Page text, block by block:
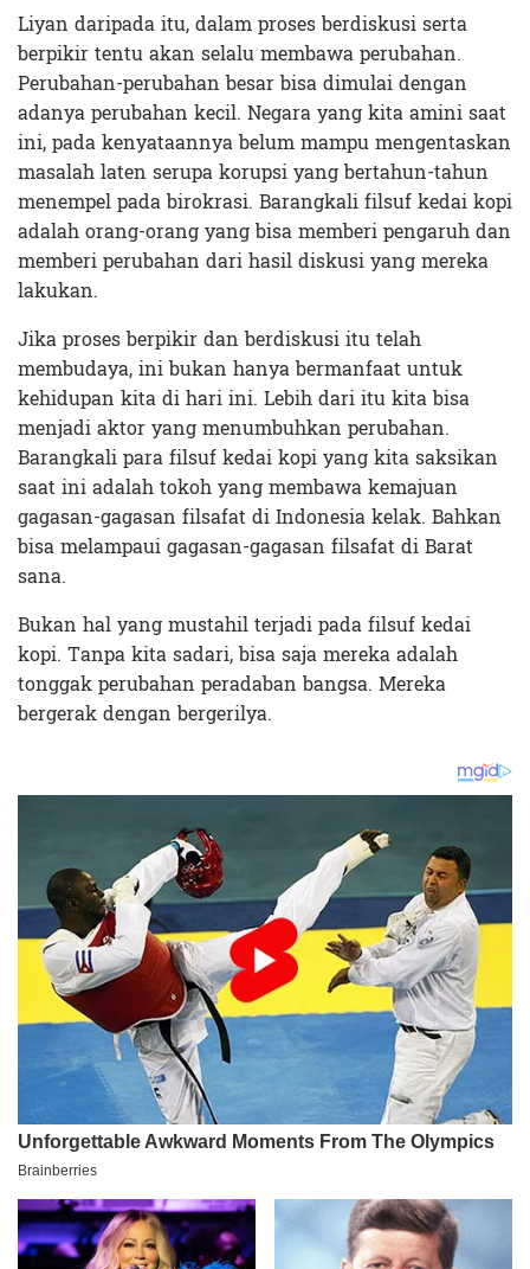
Liyan daripada itu, dalam proses berdiskusi serta
berpikir tentu akan selalu membawa perubahan.
Perubahan-perubahan besar bisa dimulai dengan
adanya perubahan kecil. Negara yang kita amini saat
ini, pada kenyataannya belum mampu mengentaskan
masalah laten serupa korupsi yang bertahun-tahun
menempel pada birokrasi. Barangkali filsuf kedai kopi
adalah orang-orang yang bisa memberi pengaruh dan
memberi perubahan dari hasil diskusi yang mereka
lakukan.
Jika proses berpikir dan berdiskusi itu telah
membudaya, ini bukan hanya bermanfaat untuk
kehidupan kita di hari ini. Lebih dari itu kita bisa
menjadi aktor yang menumbuhkan perubahan.
Barangkali para filsuf kedai kopi yang kita saksikan
saat ini adalah tokoh yang membawa kemajuan
gagasan-gagasan filsafat di Indonesia kelak. Bahkan
bisa melampaui gagasan-gagasan filsafat di Barat
sana.
Bukan hal yang mustahil terjadi pada filsuf kedai
kopi. Tanpa kita sadari, bisa saja mereka adalah
tonggak perubahan peradaban bangsa. Mereka
bergerak dengan bergerilya.